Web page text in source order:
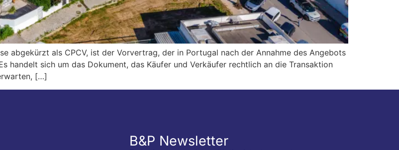
abgekürzt als CPCV, ist der Vorvertrag, der in Portugal nach der Annahme des Angebots
handelt sich um das Dokument, das Käufer und Verkäufer rechtlich an die Transaktion
[…]
B&P Newsletter